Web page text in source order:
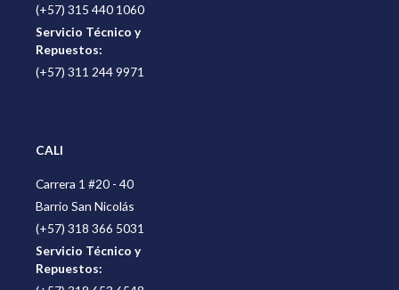
(+57) 315 440 1060
Servicio Técnico y
Repuestos:
(+57) 311 244 9971
CALI
Carrera 1 #20 - 40
Barrio San Nicolás
(+57) 318 366 5031
Servicio Técnico y
Repuestos: